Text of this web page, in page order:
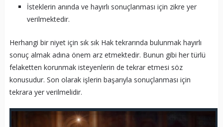
İsteklerin anında ve hayırlı sonuçlanması için zikre yer
verilmektedir.
Herhangi bir niyet için sık sık Hak tekrarında bulunmak hayırlı
sonuç almak adına önem arz etmektedir. Bunun gibi her türlü
felaketten korunmak isteyenlerin de tekrar etmesi söz
konusudur. Son olarak işlerin başarıyla sonuçlanması için
tekrara yer verilmelidir.